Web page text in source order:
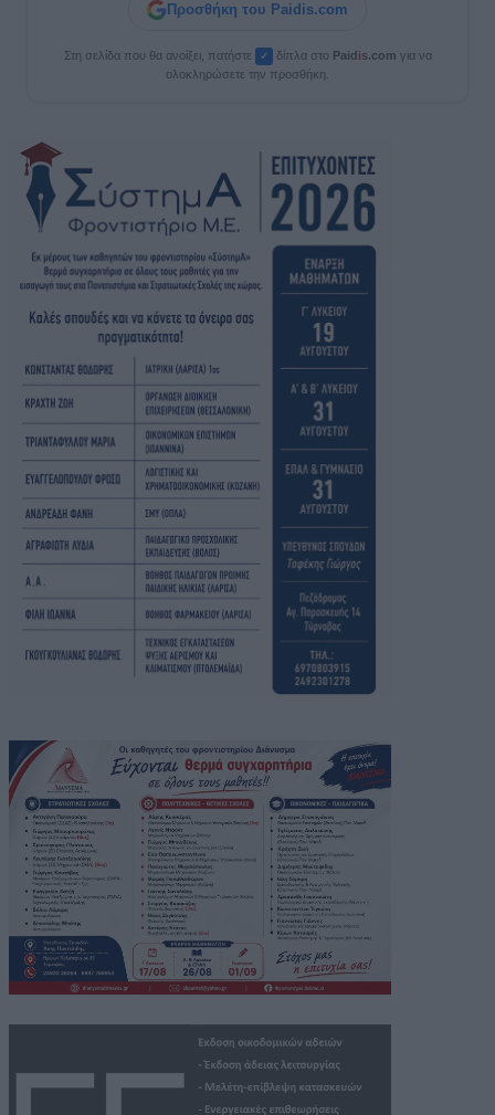
Προσθήκη του Paidis.com
Στη σελίδα που θα ανοίξει, πατήστε ✓ δίπλα στο Paid is.com για να
ολοκληρώσετε την προσθήκη.